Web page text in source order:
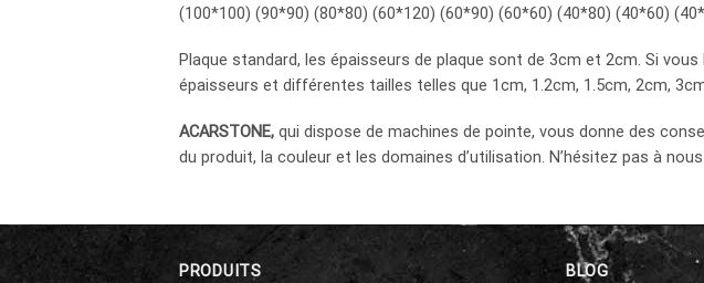
(100*100) (90*90) (80*80) (60*120) (60*90) (60*60) (40*80) (40*60)
Plaque standard, les épaisseurs de plaque sont de 3cm et 2cm. Si
épaisseurs et différentes tailles telles que 1cm, 1.2cm, 1.5cm, 2cm,
ACARSTONE, qui dispose de machines de pointe, vous donne des
du produit, la couleur et les domaines d’utilisation. N’hésitez pas à
PRODUITS BLOG